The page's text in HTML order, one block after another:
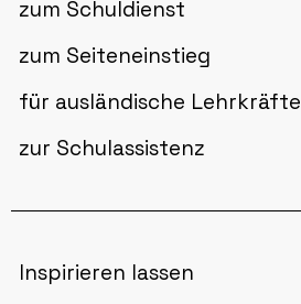
zum Schuldienst
zum Seiteneinstieg
für ausländische Lehrkräfte
zur Schulassistenz
Inspirieren lassen